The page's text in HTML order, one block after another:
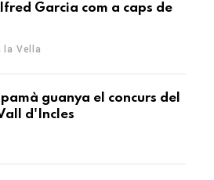
Garcia com a caps de
la Vella
guanya el concurs del
d'Incles